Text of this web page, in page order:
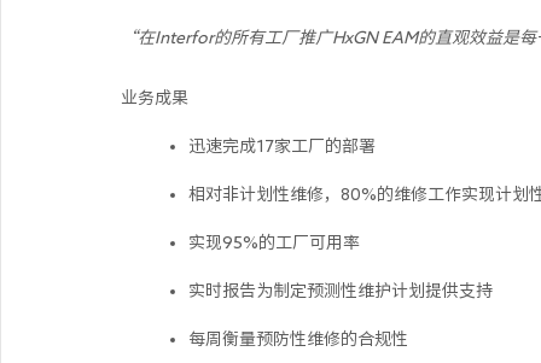
“在Interfor的所有工厂推广HxGN EAM的直观效益是
业务成果
迅速完成17家工厂的部署
相对非计划性维修，80%的维修工作实现计划
实现95%的工厂可用率
实时报告为制定预测性维护计划提供支持
每周衡量预防性维修的合规性